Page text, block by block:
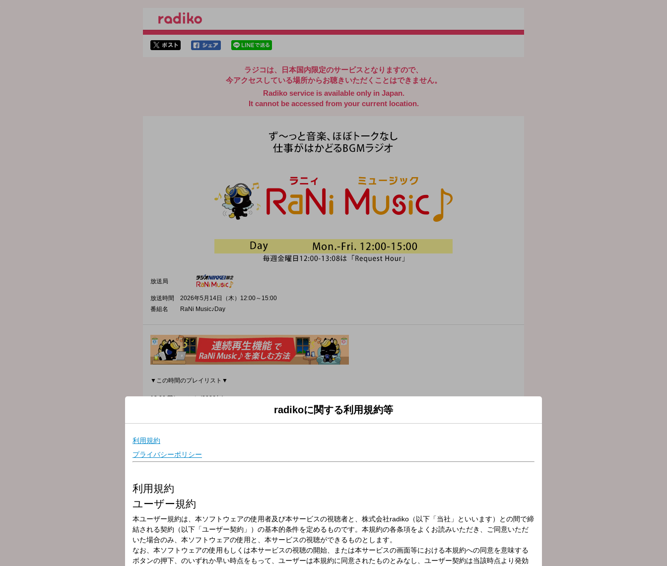
ラジコは、日本国内限定のサービスとなりますので、
今アクセスしている場所からお聴きいただくことはできません。
Radiko service is available only in Japan.
It cannot be accessed from your current location.
放送局
放送時間
2026年5月14日（木）12:00～15:00
番組名
RaNi Music♪Day
▼この時間のプレイリスト▼
12:00 茜/ヨルシカ (2026年)
12:13 Underdog/Alicia Keys (2020年)
12:21 Kinetic feat. INCOGNITO/Kroi (2026年)
12:24 ミチヲユケ/緑黄色社会 (2022年)
12:28 なんでもないよ、/マカロニえんぴつ (2021年)
12:40 Gimme Love/Sia (2023年)
12:48 Step and a step/NiziU (2020年)
12:52 Opalite/Taylor Swift (2025年)
12:55 セレナーデ/なとり (2026年)
12:59 CAN YOU CELEBRATE?/安室奈美恵 (1997年)
13:05 Tough Love feat. Agnes, Vargas & Lagola/Avicii (2019年)
13:09 Honto/sumika (2026年)
13:12 Look For The Good/Jason Mraz (2020年)
radikoに関する利用規約等